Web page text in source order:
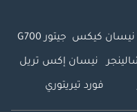
نيسان كيكس جيتور G700
نيسان إكس تريل
فورد تيريتوري